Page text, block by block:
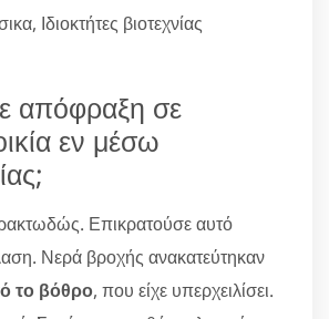
Ιδιοκτήτες βιοτεχνίας
απόφραξη σε
εν μέσω
Επικρατούσε αυτό
Νερά βροχής ανακατεύτηκαν
το βόθρο, που είχε υπερχειλίσει.